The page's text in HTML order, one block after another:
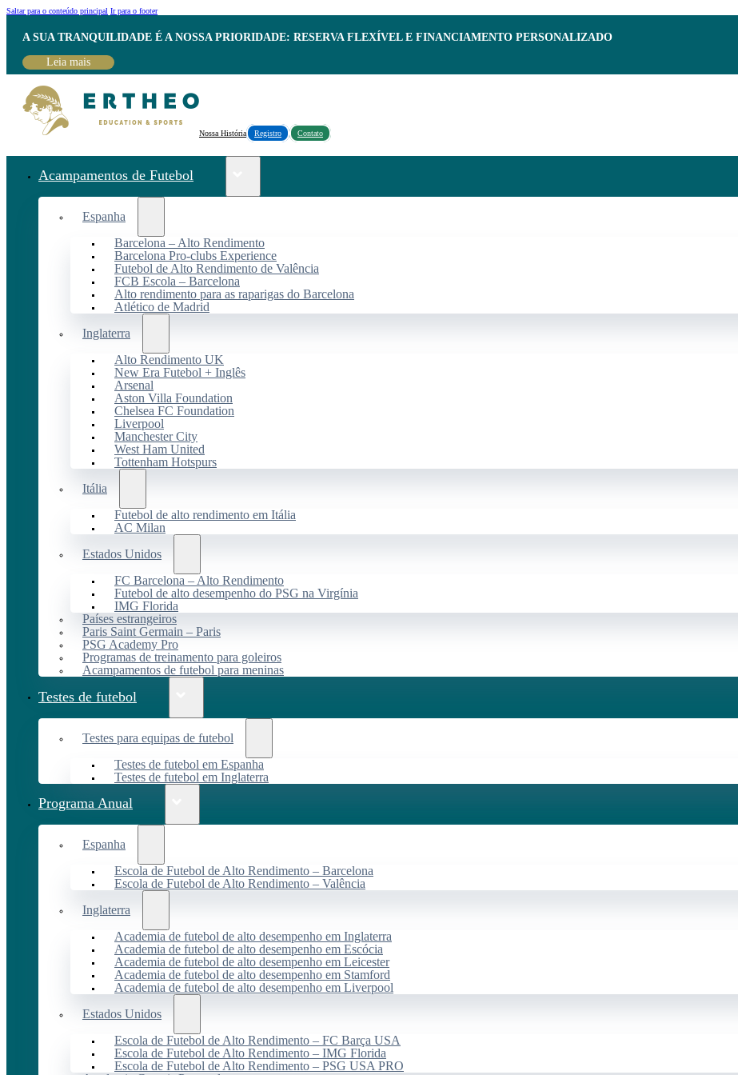
Saltar para o conteúdo principal Ir para o footer
A SUA TRANQUILIDADE É A NOSSA PRIORIDADE: RESERVA FLEXÍVEL E FINANCIAMENTO PERSONALIZADO
Leia mais
Nossa História Registro Contato
Acampamentos de Futebol
Espanha
Barcelona – Alto Rendimento
Barcelona Pro-clubs Experience
Futebol de Alto Rendimento de Valência
FCB Escola – Barcelona
Alto rendimento para as raparigas do Barcelona
Atlético de Madrid
Inglaterra
Alto Rendimento UK
New Era Futebol + Inglês
Arsenal
Aston Villa Foundation
Chelsea FC Foundation
Liverpool
Manchester City
West Ham United
Tottenham Hotspurs
Itália
Futebol de alto rendimento em Itália
AC Milan
Estados Unidos
FC Barcelona – Alto Rendimento
Futebol de alto desempenho do PSG na Virgínia
IMG Florida
Países estrangeiros
Paris Saint Germain – Paris
PSG Academy Pro
Programas de treinamento para goleiros
Acampamentos de futebol para meninas
Testes de futebol
Testes para equipas de futebol
Testes de futebol em Espanha
Testes de futebol em Inglaterra
Programa Anual
Espanha
Escola de Futebol de Alto Rendimento – Barcelona
Escola de Futebol de Alto Rendimento – Valência
Inglaterra
Academia de futebol de alto desempenho em Inglaterra
Academia de futebol de alto desempenho em Escócia
Academia de futebol de alto desempenho em Leicester
Academia de futebol de alto desempenho em Stamford
Academia de futebol de alto desempenho em Liverpool
Estados Unidos
Escola de Futebol de Alto Rendimento – FC Barça USA
Escola de Futebol de Alto Rendimento – IMG Florida
Escola de Futebol de Alto Rendimento – PSG USA PRO